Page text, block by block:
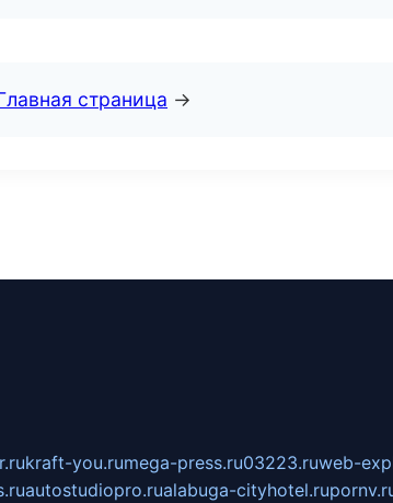
страница →
kraft-you.rumega-press.ru03223.ruweb-
autostudiopro.rualabuga-cityhotel.ru